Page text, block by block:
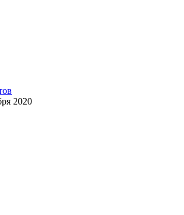
2020